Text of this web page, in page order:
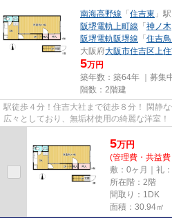
南海高野線 「 住吉東 」
阪堺電軌上町線 「 神ノ木
阪堺電軌阪堺線 「 住吉
大阪府大阪市住吉区上
5万円
築年数：築64年 ｜募集
階数：2階建
駅徒歩４分！住吉大社まで徒歩８分！ 閑静
広々としており、無垢材使用の綺麗な洋室！
5万円
(管理費・共益費
敷：0ヶ月｜礼
所在階：2階
間取り：1DK
面積：30.94㎡